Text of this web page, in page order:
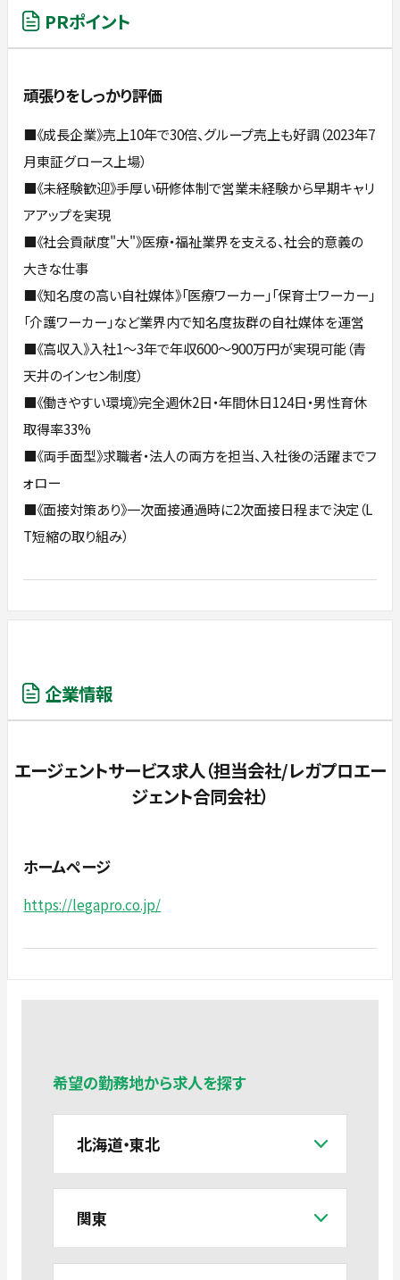
PRポイント
頑張りをしっかり評価
■《成長企業》売上10年で30倍、グループ売上も好調（2023年7
月東証グロース上場）
■《未経験歓迎》手厚い研修体制で営業未経験から早期キャリ
アアップを実現
■《社会貢献度"大"》医療・福祉業界を支える、社会的意義の
大きな仕事
■《知名度の高い自社媒体》「医療ワーカー」「保育士ワーカー」
「介護ワーカー」など業界内で知名度抜群の自社媒体を運営
■《高収入》入社1〜3年で年収600〜900万円が実現可能（青
天井のインセン制度）
■《働きやすい環境》完全週休2日・年間休日124日・男性育休
取得率33%
■《両手面型》求職者・法人の両方を担当、入社後の活躍までフ
ォロー
■《面接対策あり》一次面接通過時に2次面接日程まで決定（L
T短縮の取り組み）
企業情報
エージェントサービス求人（担当会社/レガプロエー
ジェント合同会社）
ホームページ
https://legapro.co.jp/
希望の勤務地から求人を探す
北海道・東北
関東